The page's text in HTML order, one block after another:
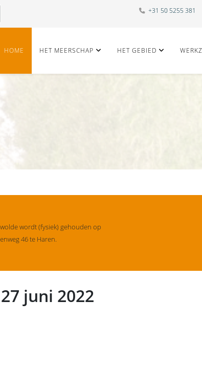
+31 50 5255 381
HOME HET MEERSCHAP HET GEBIED
wordt (fysiek) gehouden op
46 te Haren.
juni 2022